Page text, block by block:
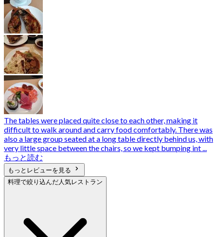
The tables were placed quite close to each other, making it
difficult to walk around and carry food comfortably. There was
also a large group seated at a long table directly behind us, with
very little space between the chairs, so we kept bumping int ...
もっと読む
もっとレビューを見る
料理で絞り込んだ人気レストラン